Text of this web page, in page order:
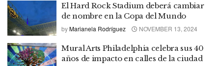
El Hard Rock Stadium deberá cambiar
de nombre en la Copa del Mundo
byMarianela Rodríguez NOVEMBER 13, 2024
Mural Arts Philadelphia celebra sus 40
años de impacto en calles de la ciudad